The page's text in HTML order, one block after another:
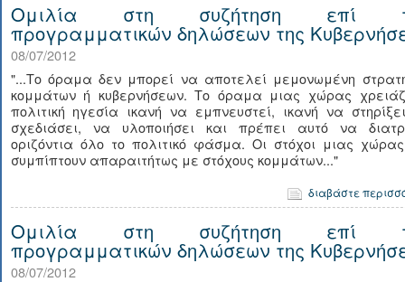
Ομιλία στη συζήτηση επί
προγραμματικών δηλώσεων της
08/07/2012
"...Το όραμα δεν μπορεί να αποτελεί μεμονωμένη
κομμάτων ή κυβερνήσεων. Το όραμα μιας χώρας
πολιτική ηγεσία ικανή να εμπνευστεί, ικανή να
σχεδιάσει, να υλοποιήσει και πρέπει αυτό να
οριζόντια όλο το πολιτικό φάσμα. Οι στόχοι μιας
συμπίπτουν απαραιτήτως με στόχους κομμάτων..."
διαβάστε
Ομιλία στη συζήτηση επί
προγραμματικών δηλώσεων της
08/07/2012